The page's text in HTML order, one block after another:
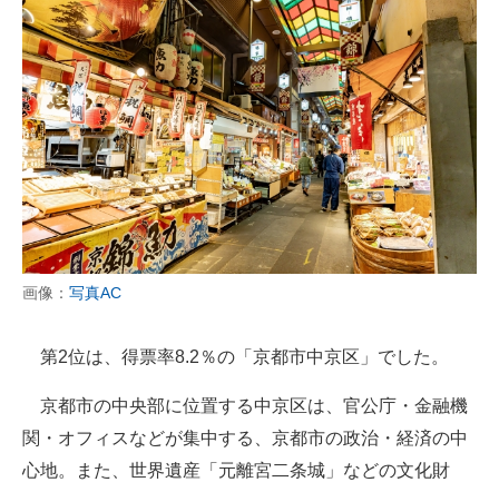
画像： 写真AC
第2位は、得票率8.2％の「京都市中京区」でした。
京都市の中央部に位置する中京区は、官公庁・金融機
関・オフィスなどが集中する、京都市の政治・経済の中
心地。また、世界遺産「元離宮二条城」などの文化財